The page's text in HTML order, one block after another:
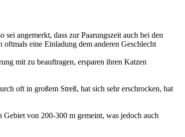
angemerkt, dass zur Paarungszeit auch bei den
eine Einladung dem anderen Geschlecht
mit zu beauftragen, ersparen ihren Katzen
oft in großem Streß, hat sich sehr erschrocken, hat
von 200-300 m gemeint, was jedoch auch